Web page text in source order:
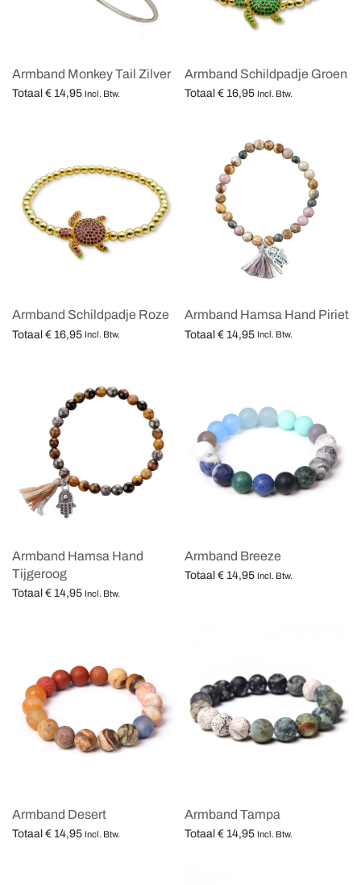
Armband Monkey Tail Zilver
Totaal € 14,95 Incl. Btw.
Armband Schildpadje Groen
Totaal € 16,95 Incl. Btw.
Armband Schildpadje Roze
Totaal € 16,95 Incl. Btw.
Armband Hamsa Hand Piriet
Totaal € 14,95 Incl. Btw.
Armband Hamsa Hand
Tijgeroog
Totaal € 14,95 Incl. Btw.
Armband Breeze
Totaal € 14,95 Incl. Btw.
Armband Desert
Totaal € 14,95 Incl. Btw.
Armband Tampa
Totaal € 14,95 Incl. Btw.